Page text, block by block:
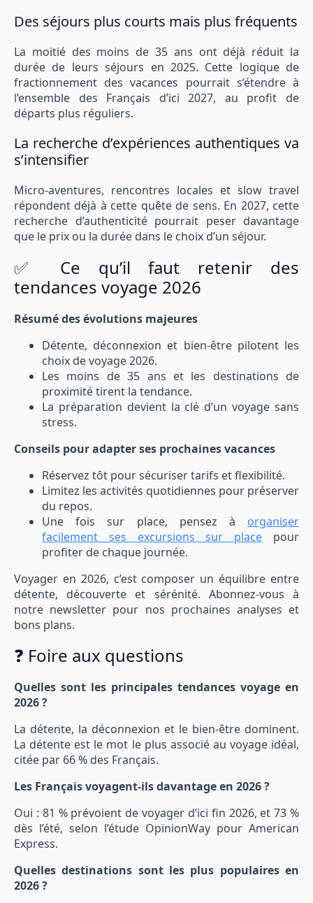
Des séjours plus courts mais plus fréquents
La moitié des moins de 35 ans ont déjà réduit la
durée de leurs séjours en 2025. Cette logique de
fractionnement des vacances pourrait s’étendre à
l’ensemble des Français d’ici 2027, au profit de
départs plus réguliers.
La recherche d’expériences authentiques va
s’intensifier
Micro-aventures, rencontres locales et slow travel
répondent déjà à cette quête de sens. En 2027, cette
recherche d’authenticité pourrait peser davantage
que le prix ou la durée dans le choix d’un séjour.
✅ Ce qu’il faut retenir des
tendances voyage 2026
Résumé des évolutions majeures
Détente, déconnexion et bien-être pilotent les
choix de voyage 2026.
Les moins de 35 ans et les destinations de
proximité tirent la tendance.
La préparation devient la clé d’un voyage sans
stress.
Conseils pour adapter ses prochaines vacances
Réservez tôt pour sécuriser tarifs et flexibilité.
Limitez les activités quotidiennes pour préserver
du repos.
Une fois sur place, pensez à organiser
facilement ses excursions sur place pour
profiter de chaque journée.
Voyager en 2026, c’est composer un équilibre entre
détente, découverte et sérénité. Abonnez-vous à
notre newsletter pour nos prochaines analyses et
bons plans.
❓ Foire aux questions
Quelles sont les principales tendances voyage en
2026 ?
La détente, la déconnexion et le bien-être dominent.
La détente est le mot le plus associé au voyage idéal,
citée par 66 % des Français.
Les Français voyagent-ils davantage en 2026 ?
Oui : 81 % prévoient de voyager d’ici fin 2026, et 73 %
dès l’été, selon l’étude OpinionWay pour American
Express.
Quelles destinations sont les plus populaires en
2026 ?